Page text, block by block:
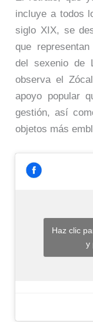
incluye a todos
siglo XIX, se
que
del sexenio de
observa el
apoyo popular
gestión, así
objetos más
Haz clic
y